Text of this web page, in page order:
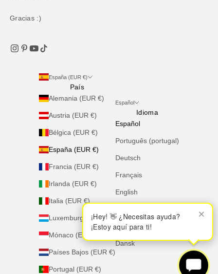
Gracias :)
España (EUR €)
País
Alemania (EUR €)
Austria (EUR €)
Bélgica (EUR €)
España (EUR €)
Francia (EUR €)
Irlanda (EUR €)
Italia (EUR €)
Luxemburgo (EUR €)
Mónaco (EUR €)
Países Bajos (EUR €)
Portugal (EUR €)
Español
Idioma
Español
Português (portugal)
Deutsch
Français
English
Nederlands
Dansk
¡Hey! 👋 ¿Necesitas ayuda?
¡Estoy aquí para ti!
×
¡Hey! 👋 ¿Necesitas ayuda?
¡Estoy aquí para ti!
×